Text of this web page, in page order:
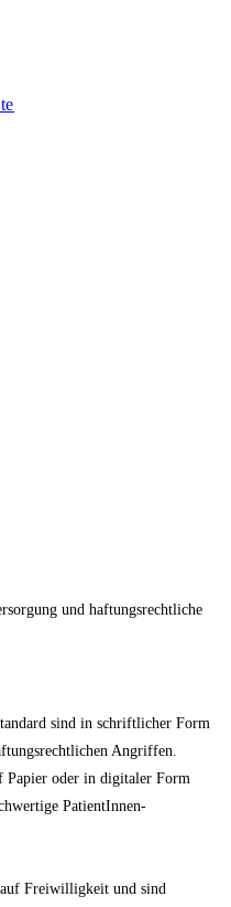
und haftungsrechtliche
sind in schriftlicher Form
Angriffen.
Papier oder in digitaler Form
PatientInnen-
Freiwilligkeit und sind